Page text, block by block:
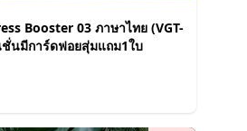
Booster 03 ภาษาไทย (VGT-
ชั่นมีการ์ดฟอยสุ่มแถม1ใบ